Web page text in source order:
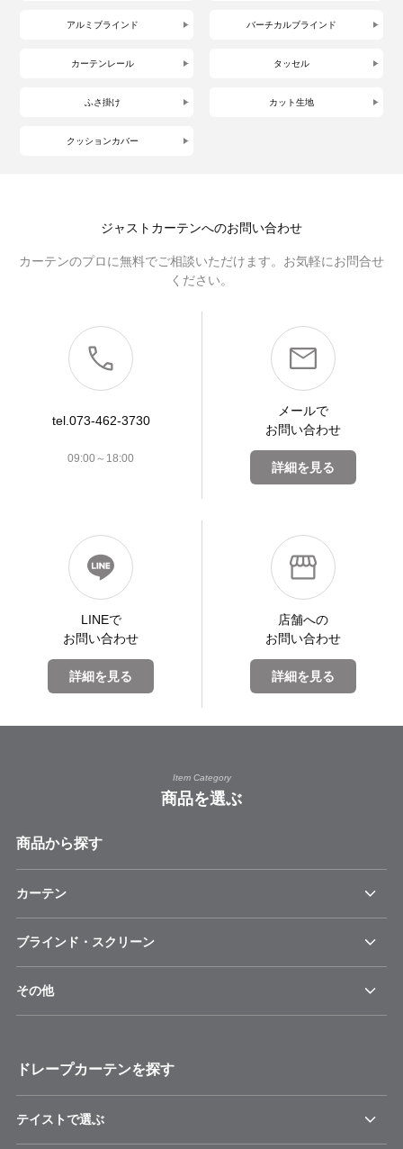
アルミブラインド バーチカルブラインド
カーテンレール タッセル
ふさ掛け カット生地
クッションカバー
ジャストカーテンへのお問い合わせ
カーテンのプロに無料でご相談いただけます。お気軽にお問合せ
ください。
tel.073-462-3730
09:00～18:00
メールで
お問い合わせ
詳細を見る
LINEで
お問い合わせ
詳細を見る
店舗への
お問い合わせ
詳細を見る
Item Category
商品を選ぶ
商品から探す
カーテン
ブラインド・スクリーン
その他
ドレープカーテンを探す
テイストで選ぶ